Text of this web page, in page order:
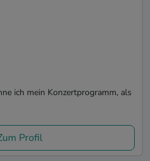
ich mein Konzertprogramm, als
Profil